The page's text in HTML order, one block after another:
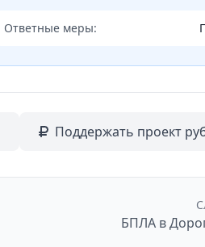
Ответные меры:
Поддержать проект
БПЛА в